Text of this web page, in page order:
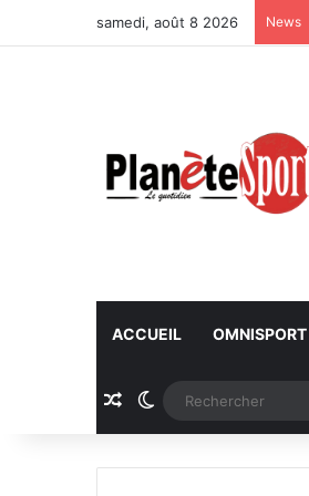
samedi, août 8 2026 News
ACCUEIL OMNISPORT
Article Aléatoire
Switch skin